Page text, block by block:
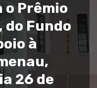
Prêmio
Fundo
à
26 de